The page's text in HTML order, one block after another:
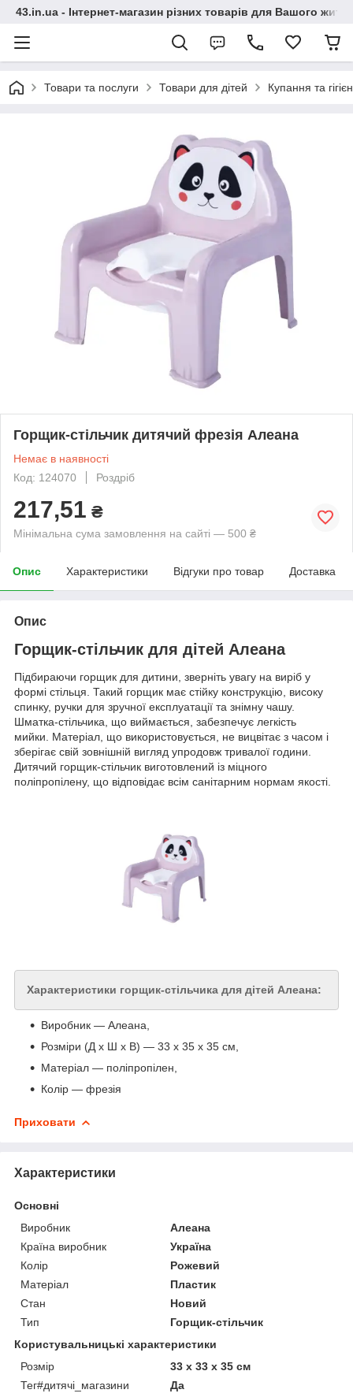
43.in.ua - Інтернет-магазин різних товарів для Вашого
Товари та послуги Товари для дітей Купання та
Горщик-стільчик дитячий фрезія Алеана
Немає в наявності
Код: 124070
Роздріб
217,51 ₴
Мінімальна сума замовлення на сайті — 500 ₴
Опис Характеристики Відгуки про товар Доставка
Опис
Горщик-стільчик для дітей Алеана
Підбираючи горщик для дитини, зверніть увагу на виріб у
формі стільця. Такий горщик має стійку конструкцію, високу
спинку, ручки для зручної експлуатації та знімну чашу.
Шматка-стільчика, що виймається, забезпечує легкість
мийки. Матеріал, що використовується, не вицвітає з часом і
зберігає свій зовнішній вигляд упродовж тривалої години.
Дитячий горщик-стільчик виготовлений із міцного
поліпропілену, що відповідає всім санітарним нормам якості.
Характеристики горщик-стільчика для дітей Алеана:
Виробник — Алеана,
Розміри (Д х Ш х В) — 33 x 35 x 35 см,
Матеріал — поліпропілен,
Колір — фрезія
Приховати
Характеристики
Основні
Виробник
Алеана
Країна виробник
Україна
Колір
Рожевий
Матеріал
Пластик
Стан
Новий
Тип
Горщик-стільчик
Користувальницькі характеристики
Розмір
33 х 33 х 35 см
Тег#дитячі_магазини
Да